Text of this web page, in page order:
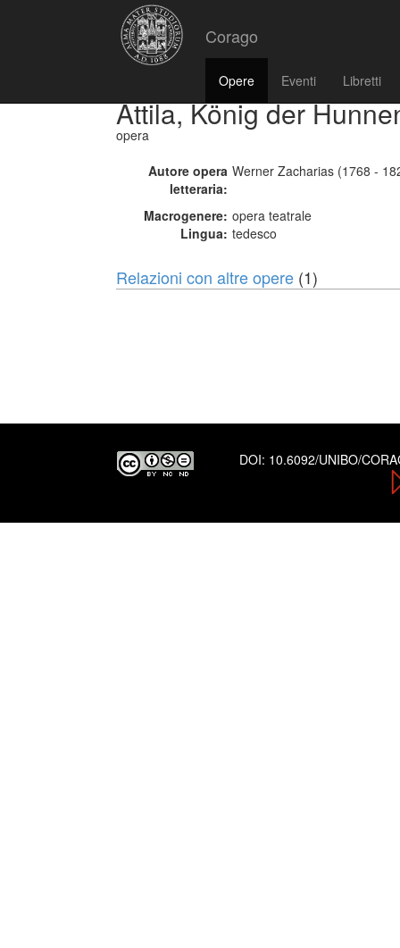
Corago
Opere Eventi Libretti
Attila, König der
opera
Autore opera
letteraria:
Werner Zacharias (1768 -
Macrogenere: opera teatrale
Lingua: tedesco
Relazioni con altre opere (1)
DOI: 10.6092/UNIBO/